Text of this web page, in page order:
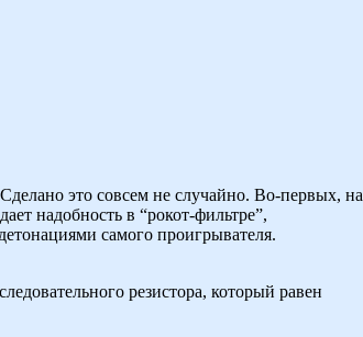
это совсем не случайно. Во-первых, на
надобность в “рокот-фильтре”,
самого проигрывателя.
резистора, который равен